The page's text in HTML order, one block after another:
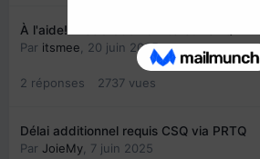
À l'aide!! Déclaration d'intérêt PSTQ
Par itsmee 20 juin 2025
2 réponses 2737 vues
Délai additionnel requis CSQ via PRTQ
Par JoieMy 7 juin 2025